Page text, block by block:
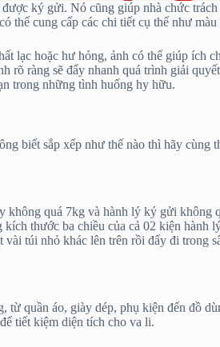
ký gửi. Nó cũng giúp nhà chức
thể cung cấp các chi tiết cụ thể như
lạc hoặc hư hỏng, ảnh có thể giúp
rõ ràng sẽ đẩy nhanh quá trình giải
trong những tình huống hy hữu.
biết sắp xếp như thế nào thì hãy cùng
không quá 7kg và hành lý ký gửi
thước ba chiều của cả 02 kiện
túi nhỏ khác lên trên rồi đẩy đi trong
quần áo, giày dép, phụ kiện đến đồ
tiết kiệm diện tích cho va li.